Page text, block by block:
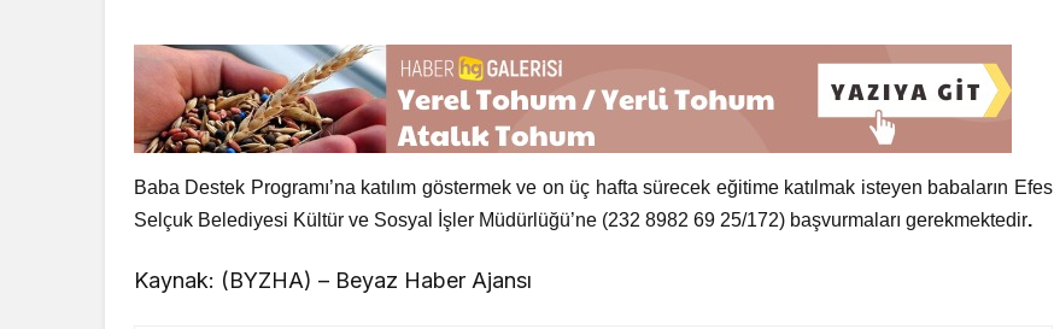
Baba Destek Programı’na katılım göstermek ve on üç hafta sürecek eğitime katılmak isteyen babaların Efes
Selçuk Belediyesi Kültür ve Sosyal İşler Müdürlüğü’ne (232 8982 69 25/172) başvurmaları gerekmektedir.
Kaynak: (BYZHA) – Beyaz Haber Ajansı